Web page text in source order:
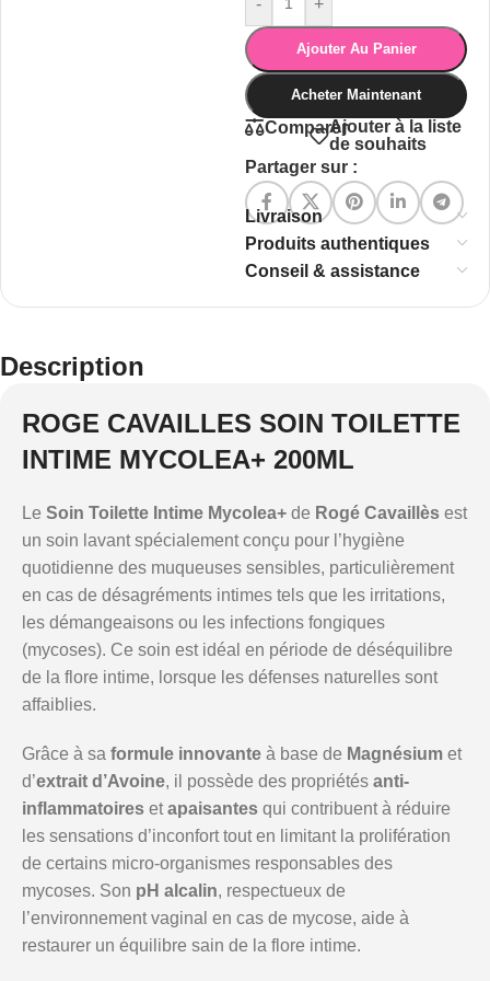
Ajouter Au Panier
Acheter Maintenant
ComparerAjouter à la liste
de souhaits
Partager sur :
Livraison
Produits authentiques
Conseil & assistance
Description
ROGE CAVAILLES SOIN TOILETTE
INTIME MYCOLEA+ 200ML
Le Soin Toilette Intime Mycolea+ de Rogé Cavaillès est
un soin lavant spécialement conçu pour l’hygiène
quotidienne des muqueuses sensibles, particulièrement
en cas de désagréments intimes tels que les irritations,
les démangeaisons ou les infections fongiques
(mycoses). Ce soin est idéal en période de déséquilibre
de la flore intime, lorsque les défenses naturelles sont
affaiblies.
Grâce à sa formule innovante à base de Magnésium et
d’extrait d’Avoine, il possède des propriétés anti-
inflammatoires etapaisantes qui contribuent à réduire
les sensations d’inconfort tout en limitant la prolifération
de certains micro-organismes responsables des
mycoses. Son pH alcalin, respectueux de
l’environnement vaginal en cas de mycose, aide à
restaurer un équilibre sain de la flore intime.